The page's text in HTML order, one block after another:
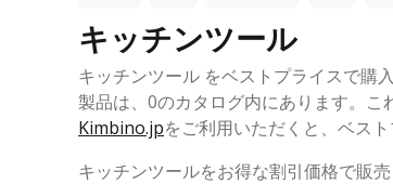
キッチンツール
キッチンツール をベストプライスで購
製品は、0のカタログ内にあります。こ
Kimbino.jpをご利用いただくと、ベス
キッチンツールをお得な割引価格で販